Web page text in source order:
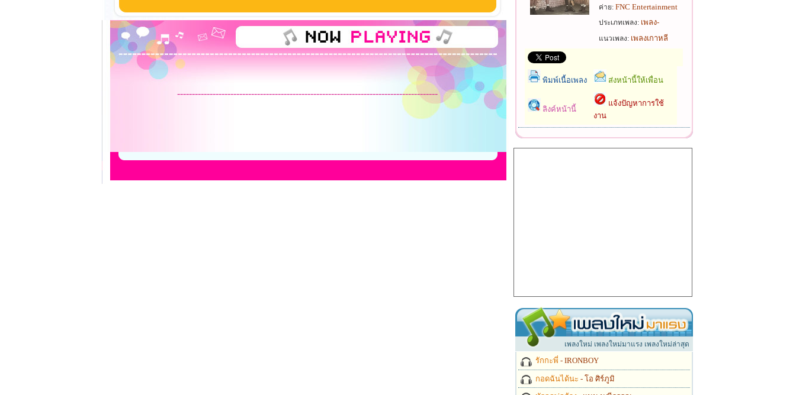
----------------------------------------------------------------------------------------
ค่าย: FNC Entertainment
ประเภทเพลง: เพลง-
แนวเพลง: เพลงเกาหลี
พิมพ์เนื้อเพลง ส่งหน้านี้ให้เพื่อน
ลิงค์หน้านี้
แจ้งปัญหาการใช้
งาน
เพลงใหม่ เพลงใหม่มาแรง เพลงใหม่ล่าสุด
รักกะพี่ - IRONBOY
กอดฉันได้นะ - โอ ศิร์ภูมิ